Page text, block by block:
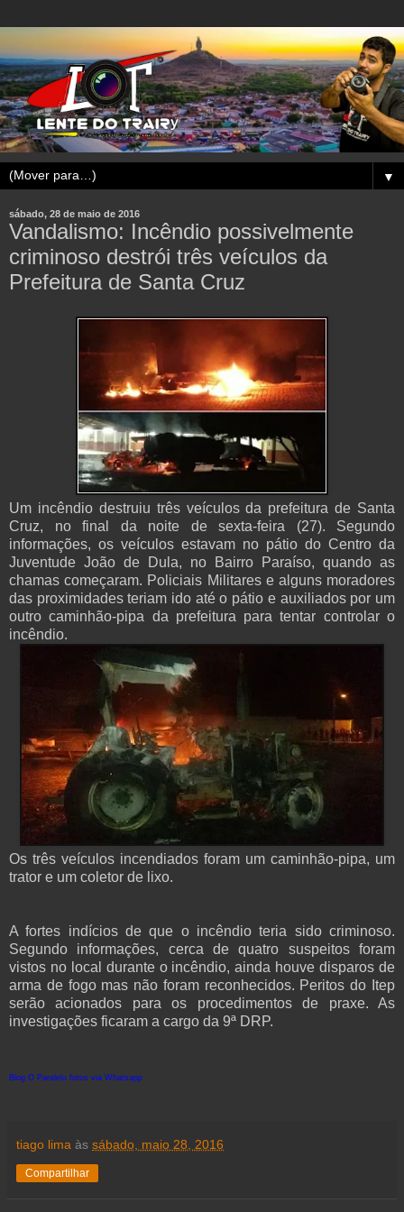
▼
sábado, 28 de maio de 2016
Vandalismo: Incêndio possivelmente
criminoso destrói três veículos da
Prefeitura de Santa Cruz
Um incêndio destruiu três veículos da prefeitura de Santa
Cruz, no final da noite de sexta-feira (27). Segundo
informações, os veículos estavam no pátio do Centro da
Juventude João de Dula, no Bairro Paraíso, quando as
chamas começaram. Policiais Militares e alguns moradores
das proximidades teriam ido até o pátio e auxiliados por um
outro caminhão-pipa da prefeitura para tentar controlar o
incêndio.
Os três veículos incendiados foram um caminhão-pipa, um
trator e um coletor de lixo.
A fortes indícios de que o incêndio teria sido criminoso.
Segundo informações, cerca de quatro suspeitos foram
vistos no local durante o incêndio, ainda houve disparos de
arma de fogo mas não foram reconhecidos. Peritos do Itep
serão acionados para os procedimentos de praxe. As
investigações ficaram a cargo da 9ª DRP.
Blog O Paralelo fotos via Whatsapp
tiago lima às sábado, maio 28, 2016
Compartilhar